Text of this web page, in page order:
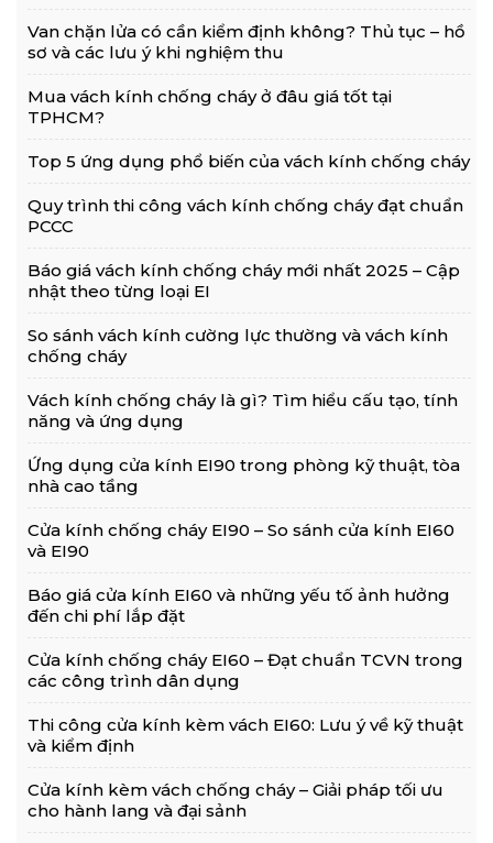
Van chặn lửa có cần kiểm định không? Thủ tục – hồ
sơ và các lưu ý khi nghiệm thu
Mua vách kính chống cháy ở đâu giá tốt tại
TPHCM?
Top 5 ứng dụng phổ biến của vách kính chống cháy
Quy trình thi công vách kính chống cháy đạt chuẩn
PCCC
Báo giá vách kính chống cháy mới nhất 2025 – Cập
nhật theo từng loại EI
So sánh vách kính cường lực thường và vách kính
chống cháy
Vách kính chống cháy là gì? Tìm hiểu cấu tạo, tính
năng và ứng dụng
Ứng dụng cửa kính EI90 trong phòng kỹ thuật, tòa
nhà cao tầng
Cửa kính chống cháy EI90 – So sánh cửa kính EI60
và EI90
Báo giá cửa kính EI60 và những yếu tố ảnh hưởng
đến chi phí lắp đặt
Cửa kính chống cháy EI60 – Đạt chuẩn TCVN trong
các công trình dân dụng
Thi công cửa kính kèm vách EI60: Lưu ý về kỹ thuật
và kiểm định
Cửa kính kèm vách chống cháy – Giải pháp tối ưu
cho hành lang và đại sảnh